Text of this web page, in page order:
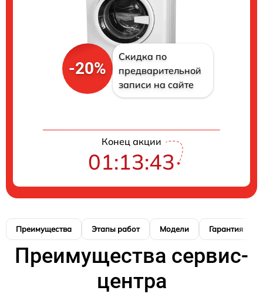
-20%
Скидка по
предварительной
записи на сайте
Конец акции
01:13:42
Преимущества Этапы работ Модели Гарантия
Преимущества сервис-
центра